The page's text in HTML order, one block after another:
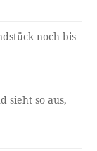
noch bis
sieht so aus,